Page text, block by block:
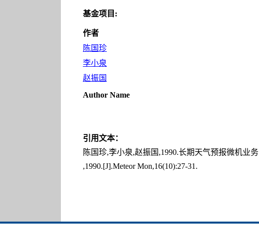
基金项目:
作者
陈国珍
李小泉
赵振国
Author Name
引用文本：
陈国珍,李小泉,赵振国,1990.长期天气预报微机业
,1990.[J].Meteor Mon,16(10):27-31.